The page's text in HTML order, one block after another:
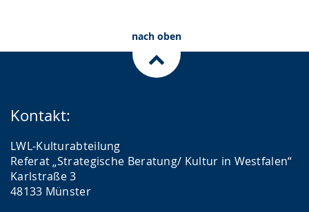
nach oben
Kontakt:
LWL-Kulturabteilung
Referat „Strategische Beratung/ Kultur in Westfalen“
Karlstraße 3
48133 Münster